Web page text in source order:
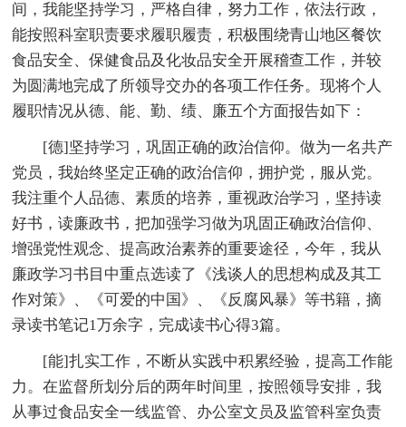
间，我能坚持学习，严格自律，努力工作，依法行政，
能按照科室职责要求履职履责，积极围绕青山地区餐饮
食品安全、保健食品及化妆品安全开展稽查工作，并较
为圆满地完成了所领导交办的各项工作任务。现将个人
履职情况从德、能、勤、绩、廉五个方面报告如下：
[德]坚持学习，巩固正确的政治信仰。做为一名共产
党员，我始终坚定正确的政治信仰，拥护党，服从党。
我注重个人品德、素质的培养，重视政治学习，坚持读
好书，读廉政书，把加强学习做为巩固正确政治信仰、
增强党性观念、提高政治素养的重要途径，今年，我从
廉政学习书目中重点选读了《浅谈人的思想构成及其工
作对策》、《可爱的中国》、《反腐风暴》等书籍，摘
录读书笔记1万余字，完成读书心得3篇。
[能]扎实工作，不断从实践中积累经验，提高工作能
力。在监督所划分后的两年时间里，按照领导安排，我
从事过食品安全一线监管、办公室文员及监管科室负责